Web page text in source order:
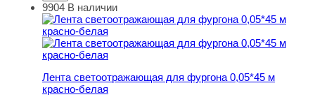
Лента светоотражающая для фургона 0,05*45 м
9904 В наличии
Лента светоотражающая для фургона 0,05*45 м
красно-белая